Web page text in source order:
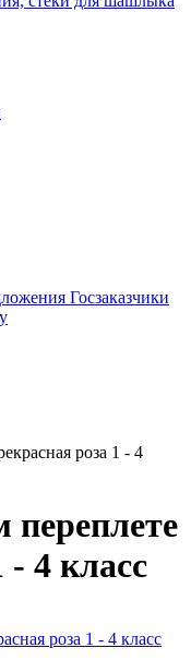
Госзаказчики
роза 1 - 4
переплете
4 класс